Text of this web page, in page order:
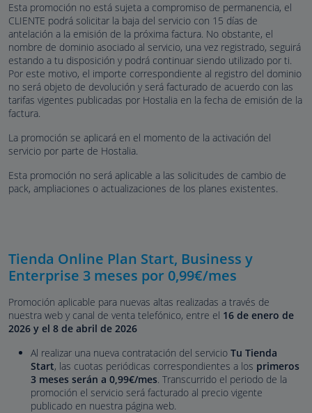
Esta promoción no está sujeta a compromiso de permanencia, el
CLIENTE podrá solicitar la baja del servicio con 15 días de
antelación a la emisión de la próxima factura. No obstante, el
nombre de dominio asociado al servicio, una vez registrado, seguirá
estando a tu disposición y podrá continuar siendo utilizado por ti.
Por este motivo, el importe correspondiente al registro del dominio
no será objeto de devolución y será facturado de acuerdo con las
tarifas vigentes publicadas por Hostalia en la fecha de emisión de la
factura.
La promoción se aplicará en el momento de la activación del
servicio por parte de Hostalia.
Esta promoción no será aplicable a las solicitudes de cambio de
pack, ampliaciones o actualizaciones de los planes existentes.
Tienda Online Plan Start, Business y
Enterprise 3 meses por 0,99€/mes
Promoción aplicable para nuevas altas realizadas a través de
nuestra web y canal de venta telefónico, entre el 16 de enero de
2026 y el 8 de abril de 2026
Al realizar una nueva contratación del servicio Tu Tienda
Start, las cuotas periódicas correspondientes a los primeros
3 meses serán a 0,99€/mes. Transcurrido el periodo de la
promoción el servicio será facturado al precio vigente
publicado en nuestra página web.